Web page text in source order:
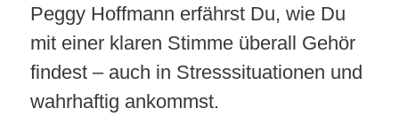
Peggy Hoffmann erfährst Du, wie Du
miteiner klaren Stimme überall Gehör
findest – auch in Stresssituationen und
wahrhaftig ankommst.